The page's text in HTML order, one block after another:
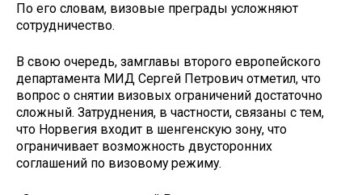
По его словам, визовые преграды усложняют
сотрудничество.
В свою очередь, замглавы второго европейского
департамента МИД Сергей Петрович отметил, что
вопрос о снятии визовых ограничений достаточно
сложный. Затруднения, в частности, связаны с тем,
что Норвегия входит в шенгенскую зону, что
ограничивает возможность двусторонних
соглашений по визовому режиму.